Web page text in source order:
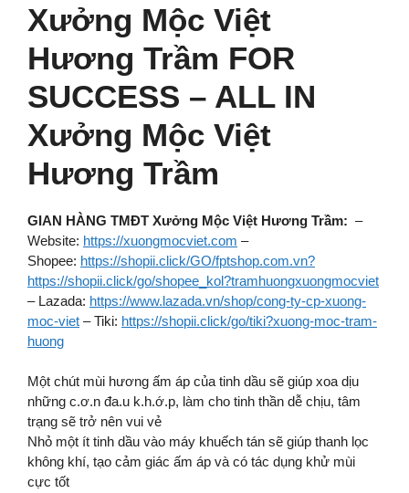
Xưởng Mộc Việt
Hương Trầm FOR
SUCCESS – ALL IN
Xưởng Mộc Việt
Hương Trầm
GIAN HÀNG TMĐT Xưởng Mộc Việt Hương Trầm: –
Website: https://xuongmocviet.com –
Shopee: https://shopii.click/GO/fptshop.com.vn?
https://shopii.click/go/shopee_kol?tramhuongxuongmocviet
– Lazada: https://www.lazada.vn/shop/cong-ty-cp-xuong-
moc-viet – Tiki: https://shopii.click/go/tiki?xuong-moc-tram-
huong
Một chút mùi hương ấm áp của tinh dầu sẽ giúp xoa dịu
những c.ơ.n đa.u k.h.ớ.p, làm cho tinh thần dễ chịu, tâm
trạng sẽ trở nên vui vẻ
Nhỏ một ít tinh dầu vào máy khuếch tán sẽ giúp thanh lọc
không khí, tạo cảm giác ấm áp và có tác dụng khử mùi
cực tốt